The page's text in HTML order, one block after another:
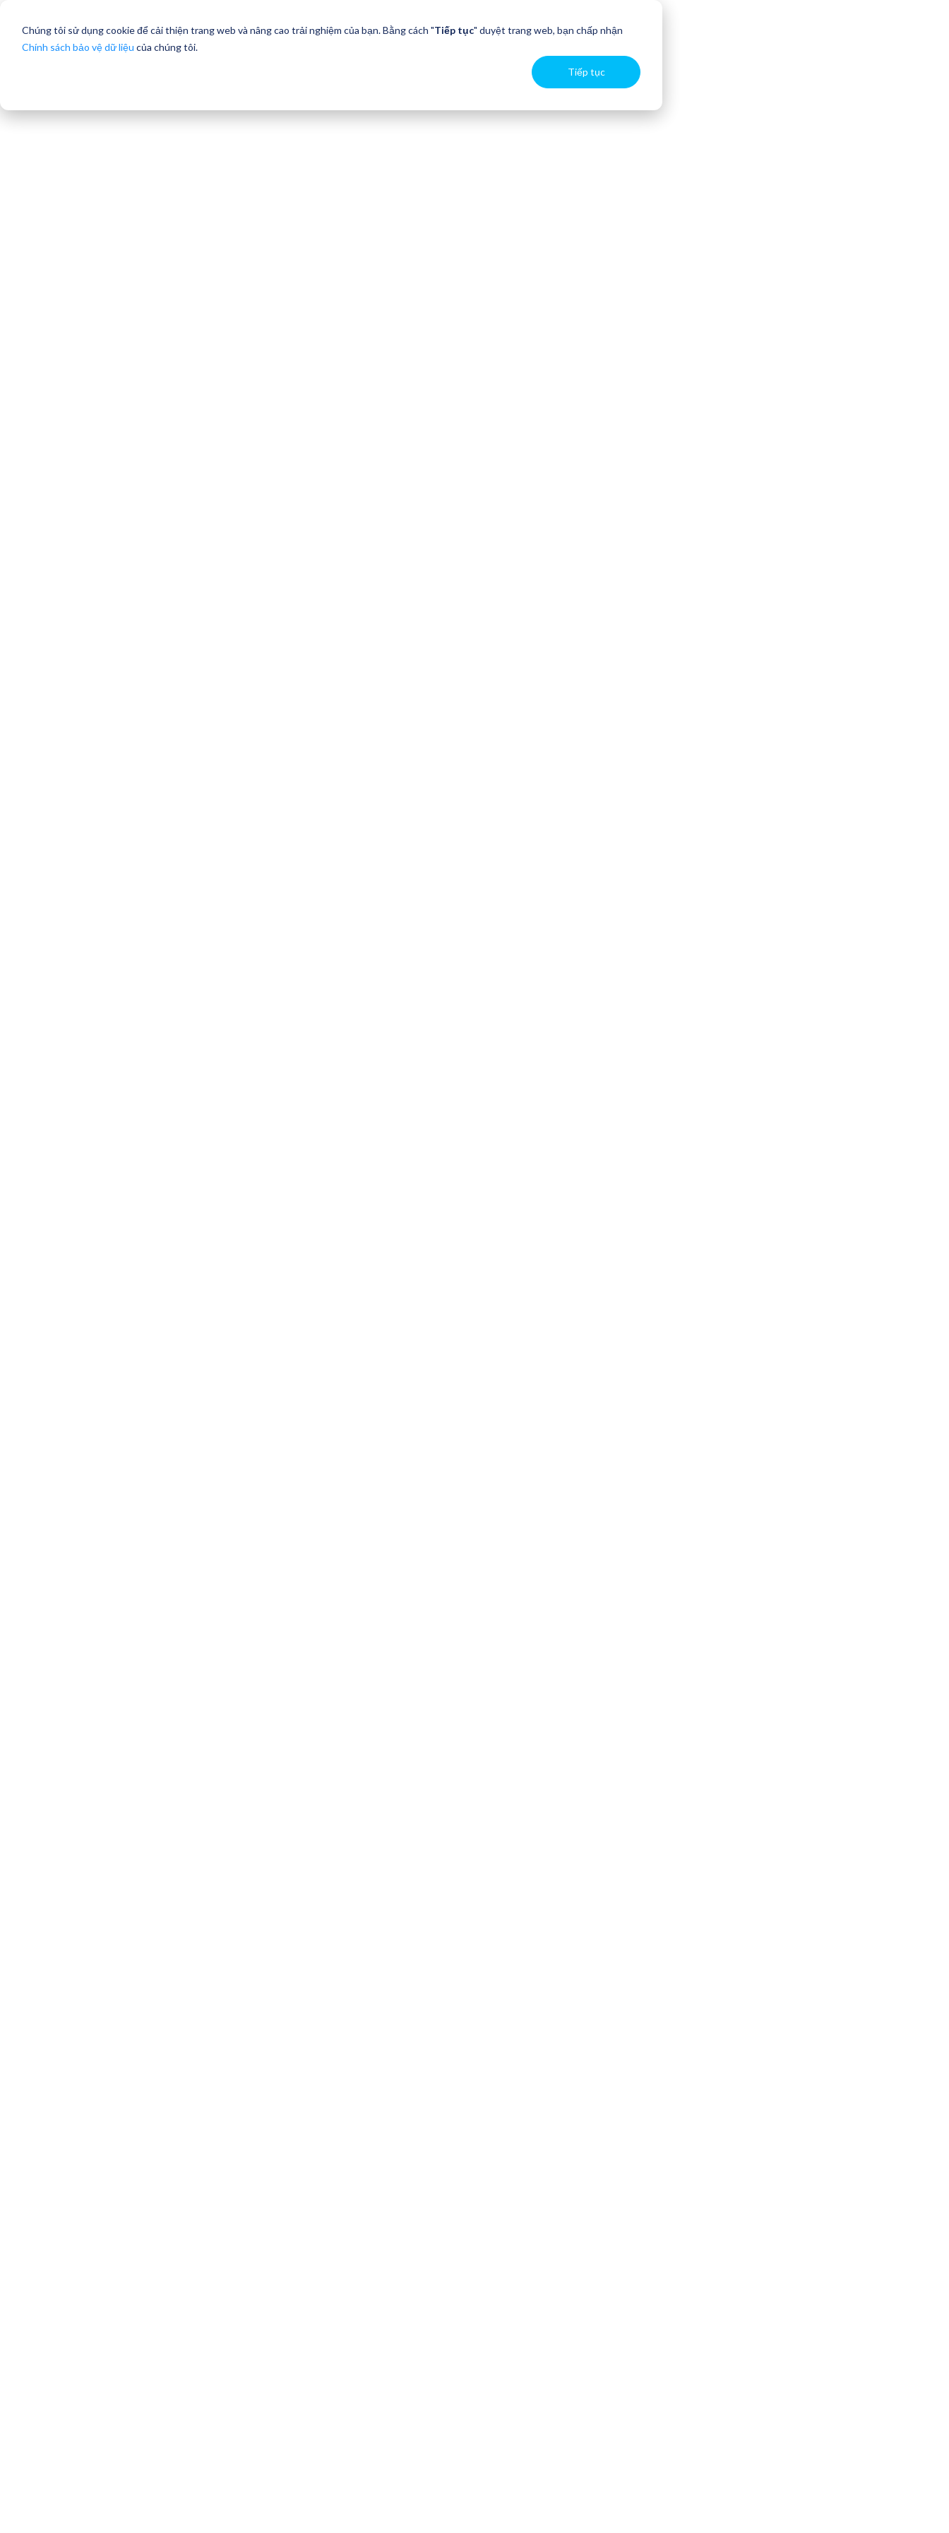
Chúng tôi sử dụng cookie để cải thiện trang web và nâng cao trải nghiệm của bạn. Bằng cách "Tiếp tục" duyệt trang web, bạn chấp nhận
Chính sách bảo vệ dữ liệu của chúng tôi.
Tiếp tục